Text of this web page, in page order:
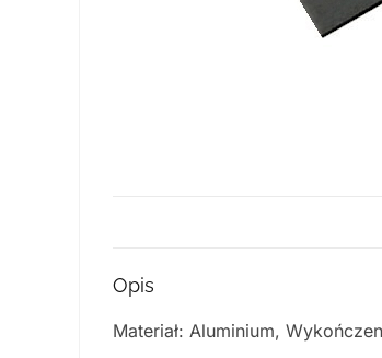
Opis
Materiał: Aluminium,